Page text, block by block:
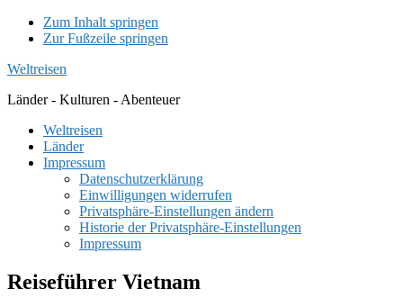
Zum Inhalt springen
Zur Fußzeile springen
Weltreisen
Länder - Kulturen - Abenteuer
Weltreisen
Länder
Impressum
Datenschutzerklärung
Einwilligungen widerrufen
Privatsphäre-Einstellungen ändern
Historie der Privatsphäre-Einstellungen
Impressum
Reiseführer Vietnam